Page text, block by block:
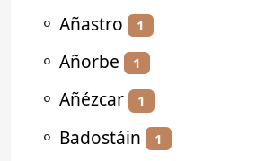
⚬ Añastro 1
⚬ Añorbe 1
⚬ Añézcar 1
⚬ Badostáin 1